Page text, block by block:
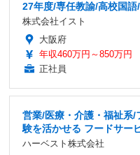
27年度/専任教諭/高校国
株式会社イスト
大阪府
年収460万円～850万円
正社員
営業/医療・介護・福祉系
験を活かせる フードサー
ハーベスト株式会社